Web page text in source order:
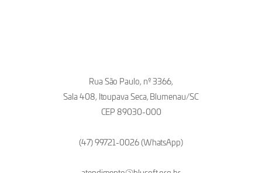
Rua São Paulo, nº 3366,
Sala 408, Itoupava Seca, Blumenau/SC
CEP 89030-000
(47) 99721-0026 (WhatsApp)